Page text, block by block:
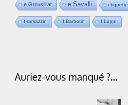
e.Grousilliat e.Savalli etiquette
f-ramazzin f.Barbotin f.Luppi
Auriez-vous manqué ?…